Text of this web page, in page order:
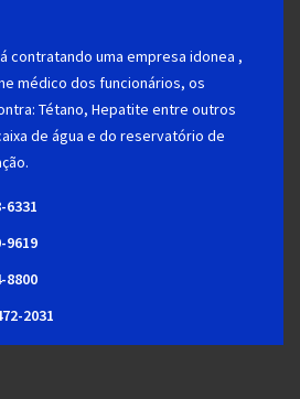
contratando uma empresa idonea ,
médico dos funcionários, os
Tétano, Hepatite entre outros
de água e do reservatório de
6331
9619
8800
2031